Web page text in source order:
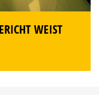
WEIST